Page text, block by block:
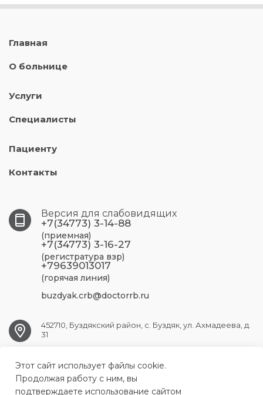
Главная
О больнице
Услуги
Специалисты
Пациенту
Контакты
Версия для слабовидящих
+7(34773) 3-14-88
(приемная)
+7(34773) 3-16-27
(регистратура взр)
+79639013017
(горячая линия)
buzdyak.crb@doctorrb.ru
452710, Буздякский район, с. Буздяк, ул. Ахмадеева, д.
31
BUZDYAK.CRB@doctorrb.ru
Этот сайт использует файлы cookie.
Продолжая работу с ним, вы
подтверждаете использование сайтом